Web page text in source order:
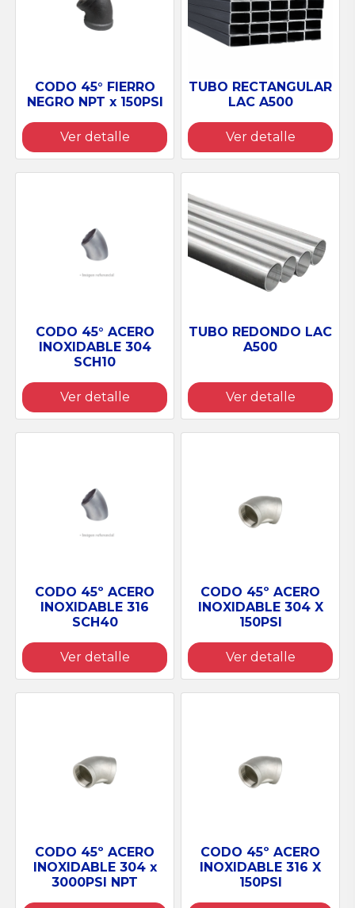
CODO 45° FIERRO
NEGRO NPT x 150PSI
Ver detalle
TUBO RECTANGULAR
LAC A500
Ver detalle
CODO 45° ACERO
INOXIDABLE 304
SCH10
Ver detalle
TUBO REDONDO LAC
A500
Ver detalle
CODO 45º ACERO
INOXIDABLE 316
SCH40
Ver detalle
CODO 45º ACERO
INOXIDABLE 304 X
150PSI
Ver detalle
CODO 45º ACERO
INOXIDABLE 304 x
3000PSI NPT
CODO 45º ACERO
INOXIDABLE 316 X
150PSI